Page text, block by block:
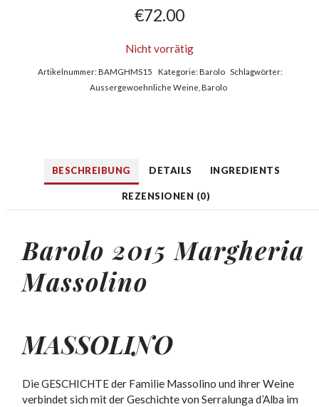
€72.00
Nicht vorrätig
Artikelnummer:BAMGHMS15 Kategorie: Barolo Schlagwörter:
Aussergewoehnliche Weine ,Barolo
BESCHREIBUNG DETAILS INGREDIENTS
REZENSIONEN (0)
Barolo 2015 Margheria
Massolino
MASSOLINO
Die GESCHICHTE der Familie Massolino und ihrer Weine
verbindet sich mit der Geschichte von Serralunga d’Alba im